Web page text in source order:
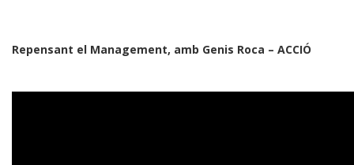
Repensant el Management, amb Genis Roca – ACCIÓ